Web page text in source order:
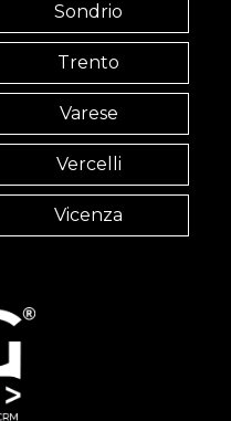
Sondrio
Trento
Varese
Vercelli
Vicenza